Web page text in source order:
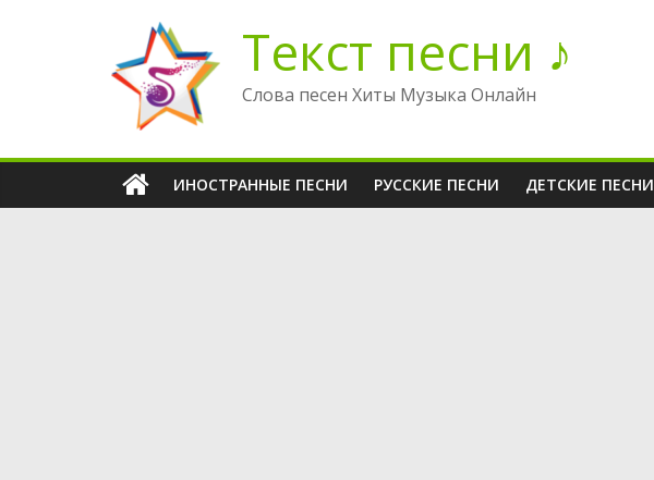
содержимому
Текст песни ♪
Слова песен Хиты Музыка Онлайн
ИНОСТРАННЫЕ ПЕСНИ РУССКИЕ ПЕСНИ ДЕТСКИЕ ПЕСНИ